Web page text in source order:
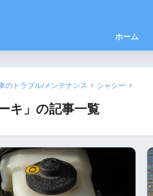
ホーム
のトラブル/メンテナンス シャシー
キ」の記事一覧